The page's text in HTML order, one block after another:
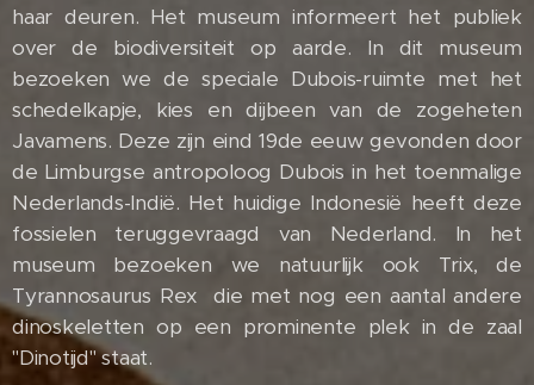
haar deuren. Het museum informeert het publiek
over de biodiversiteit op aarde. In dit museum
bezoeken we de speciale Dubois-ruimte met het
schedelkapje, kies en dijbeen van de zogeheten
Javamens. Deze zijn eind 19de eeuw gevonden door
de Limburgse antropoloog Dubois in het toenmalige
Nederlands-Indië. Het huidige Indonesië heeft deze
fossielen teruggevraagd van Nederland. In het
museum bezoeken we natuurlijk ook Trix, de
Tyrannosaurus Rex die met nog een aantal andere
dinoskeletten op een prominente plek in de zaal
"Dinotijd" staat.